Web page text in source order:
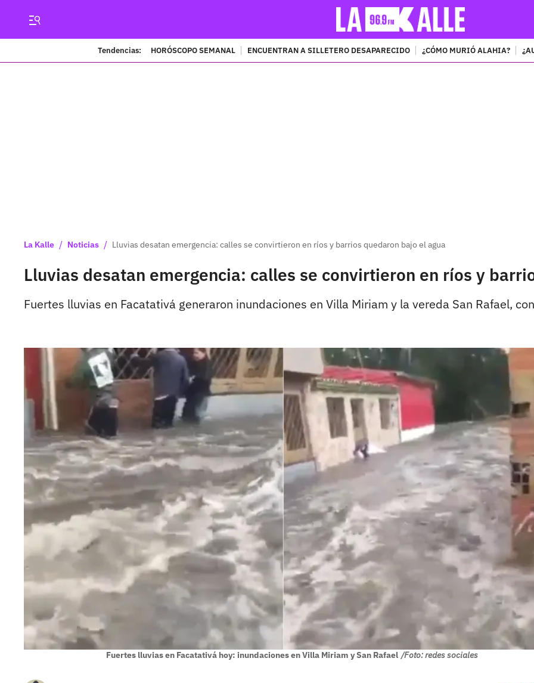
Tendencias: HORÓSCOPO SEMANAL ENCUENTRAN A SILLETERO DESAPARECIDO ¿CÓMO MURIÓ ALAHIA?
La Kalle / Noticias / Lluvias desatan emergencia: calles se convirtieron en ríos y barrios quedaron bajo el agua
Lluvias desatan emergencia: calles se convirtieron en ríos y
Fuertes lluvias en Facatativá generaron inundaciones en Villa Miriam y la vereda San Rafael,
Fuertes lluvias en Facatativá hoy: inundaciones en Villa Miriam y San Rafael /Foto: redes sociales